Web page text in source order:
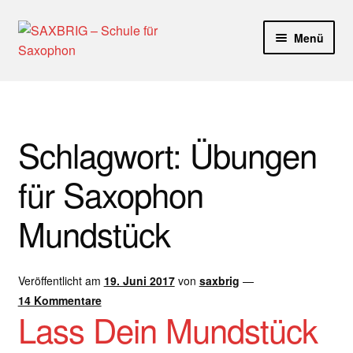
Zur
Navigation
Zum
Inhalt
Menü
Aktuelle Blog Artikel
ANMELDUNG
Dankeschön – Impro Basic Downloads (Youtube)
Datenschutz
Disclaimer
Schlagwort: Übungen
für Saxophon
Mundstück
Veröffentlicht am 19. Juni 2017 von saxbrig —
14 Kommentare
Lass Dein Mundstück